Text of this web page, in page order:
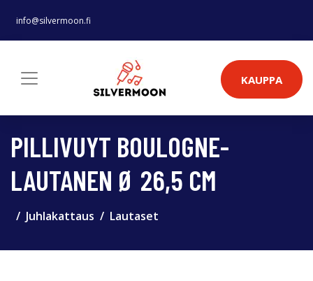
info@silvermoon.fi
KAUPPA
PILLIVUYT BOULOGNE-
LAUTANEN Ø 26,5 CM
Juhlakattaus Lautaset